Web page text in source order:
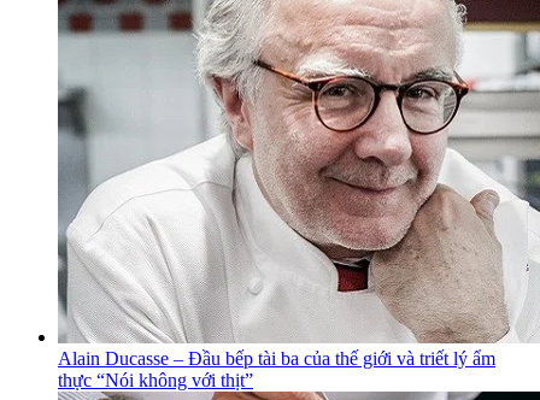
Alain Ducasse – Đầu bếp tài ba của thế giới và triết lý ẩm
thực “Nói không với thịt”